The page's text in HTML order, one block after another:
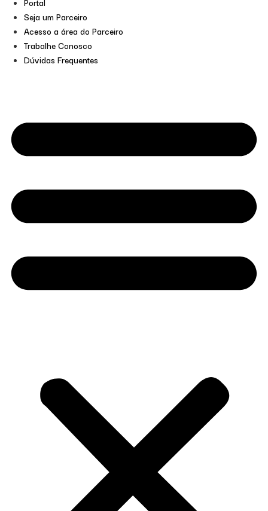
Seja um Parceiro
Acesso a área do Parceiro
Trabalhe Conosco
Dúvidas Frequentes